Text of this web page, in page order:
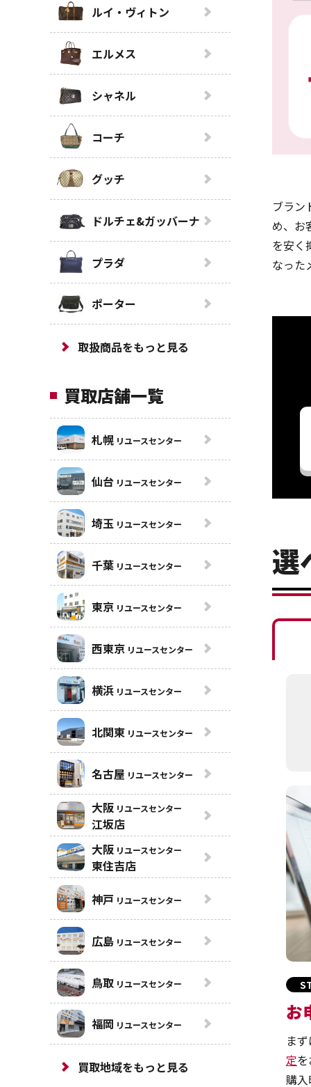
ブラン
め、お
を安く
なった
選
お
ま
定
購
ルイ・ヴィトン
エルメス
シャネル
コーチ
グッチ
ドルチェ&ガッバーナ
プラダ
ポーター
取扱商品をもっと見る
買取店舗一覧
札幌 リユースセンター
仙台 リユースセンター
埼玉 リユースセンター
千葉 リユースセンター
東京 リユースセンター
西東京 リユースセンター
横浜 リユースセンター
北関東 リユースセンター
名古屋 リユースセンター
大阪 リユースセンター
江坂店
大阪 リユースセンター
東住吉店
神戸 リユースセンター
広島 リユースセンター
鳥取 リユースセンター
福岡 リユースセンター
買取地域をもっと見る